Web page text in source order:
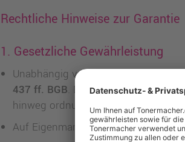
Rechtliche Hinweise zur Garantie
1. Gesetzliche Gewährleistung
Unabhängig von einer freiwilligen
437 ff. BGB. Das bedeutet:
hinweg ordnungsgemäß
Auf Eigenmarken gewähren wir